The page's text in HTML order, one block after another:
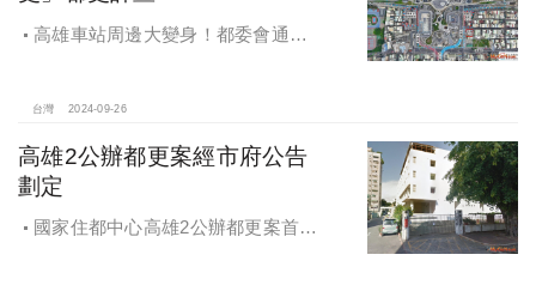
高雄車站周邊大變身！都委會通過
台灣 2024-09-26
高雄2公辦都更案經市府公告
劃定
國家住都中心高雄2公辦都更案首度